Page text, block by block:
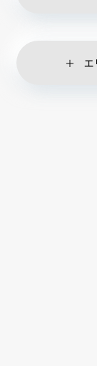
エ